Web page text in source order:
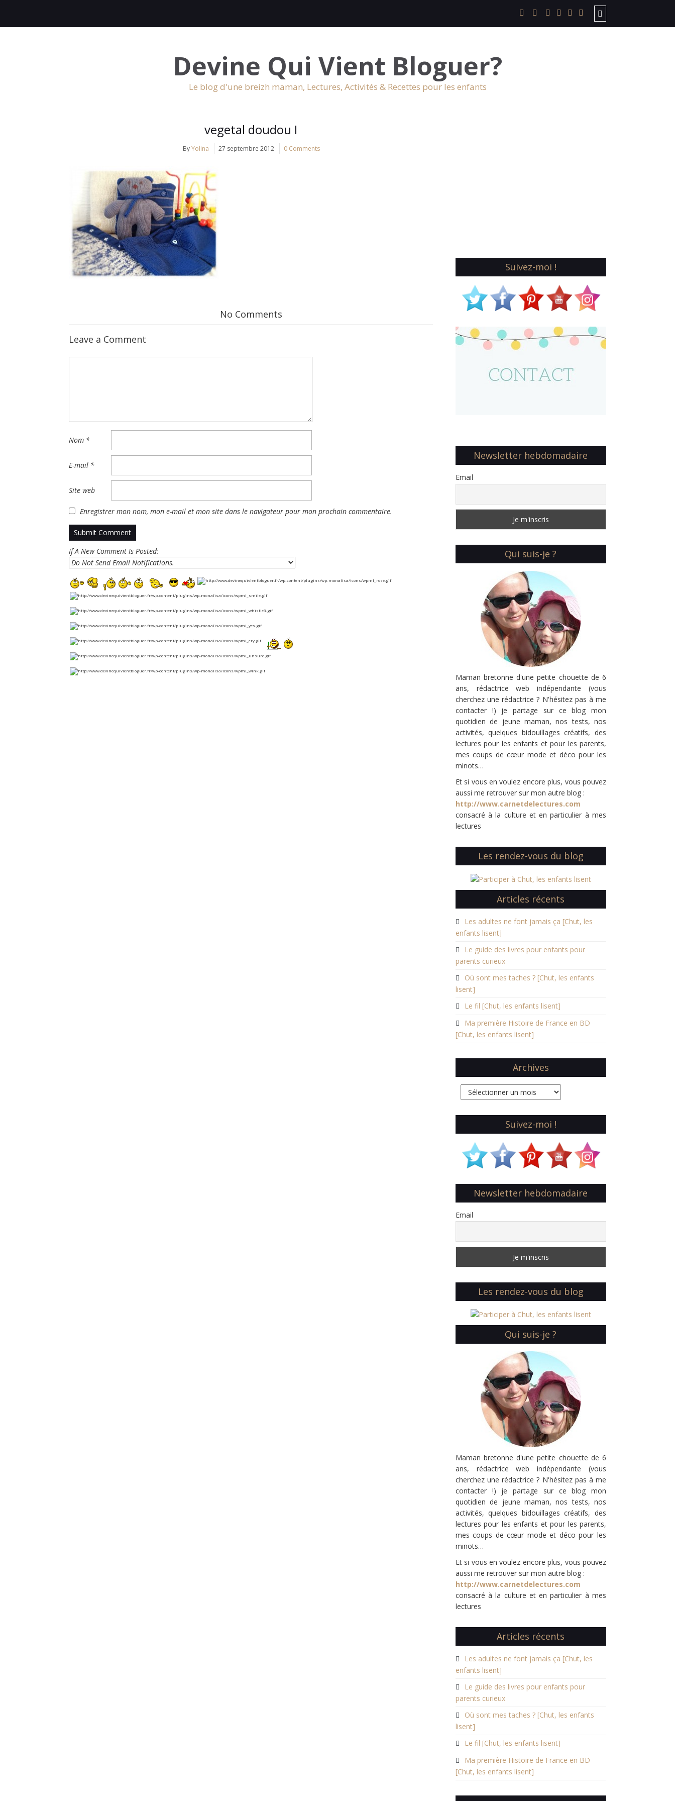
Devine Qui Vient Bloguer?
Le blog d'une breizh maman, Lectures, Activités & Recettes pour les enfants
vegetal doudou I
ByYolina 27 septembre 2012 0 Comments
No Comments
Leave a Comment
Nom *
E-mail *
Site web
Enregistrer mon nom, mon e-mail et mon site dans le navigateur pour mon prochain commentaire.
If A New Comment Is Posted:
Suivez-moi !
Newsletter hebdomadaire
Email
Qui suis-je ?
Maman bretonne d'une petite chouette de 6
ans, rédactrice web indépendante (vous
cherchez une rédactrice ? N'hésitez pas à me
contacter !) je partage sur ce blog mon
quotidien de jeune maman, nos tests, nos
activités, quelques bidouillages créatifs, des
lectures pour les enfants et pour les parents,
mes coups de cœur mode et déco pour les
minots…
Et si vous en voulez encore plus, vous pouvez
aussi me retrouver sur mon autre blog :
http://www.carnetdelectures.com
consacré à la culture et en particulier à mes
lectures
Les rendez-vous du blog
Articles récents
Les adultes ne font jamais ça [Chut, les
enfants lisent]
Le guide des livres pour enfants pour
parents curieux
Où sont mes taches ? [Chut, les enfants
lisent]
Le fil [Chut, les enfants lisent]
Ma première Histoire de France en BD
[Chut, les enfants lisent]
Archives
Archives
Suivez-moi !
Newsletter hebdomadaire
Email
Les rendez-vous du blog
Qui suis-je ?
Maman bretonne d'une petite chouette de 6
ans, rédactrice web indépendante (vous
cherchez une rédactrice ? N'hésitez pas à me
contacter !) je partage sur ce blog mon
quotidien de jeune maman, nos tests, nos
activités, quelques bidouillages créatifs, des
lectures pour les enfants et pour les parents,
mes coups de cœur mode et déco pour les
minots…
Et si vous en voulez encore plus, vous pouvez
aussi me retrouver sur mon autre blog :
http://www.carnetdelectures.com
consacré à la culture et en particulier à mes
lectures
Articles récents
Les adultes ne font jamais ça [Chut, les
enfants lisent]
Le guide des livres pour enfants pour
parents curieux
Où sont mes taches ? [Chut, les enfants
lisent]
Le fil [Chut, les enfants lisent]
Ma première Histoire de France en BD
[Chut, les enfants lisent]